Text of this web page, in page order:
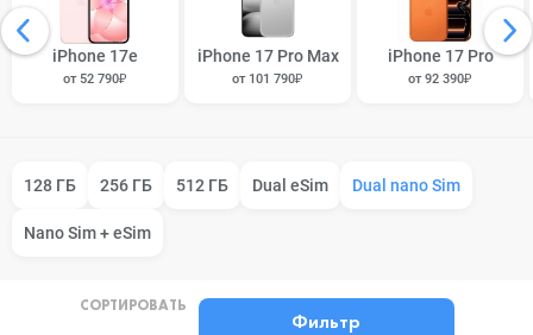
iPhone 17e
от 52 790₽
iPhone 17 Pro Max
от 101 790₽
iPhone 17 Pro
от 92 390₽
128 ГБ 256 ГБ 512 ГБ Dual eSim Dual nano Sim
Nano Sim + eSim
СОРТИРОВАТЬ
Фильтр